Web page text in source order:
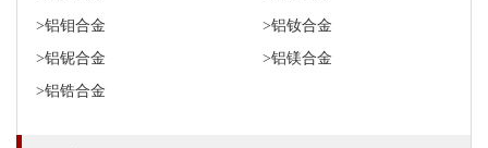
>铝钼合金
>铝钕合金
>铝铌合金
>铝镁合金
>铝锆合金